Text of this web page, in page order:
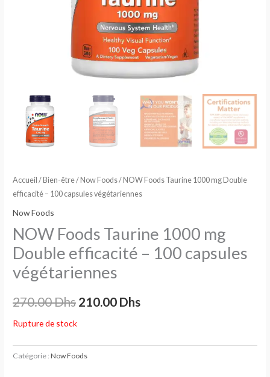
Accueil / Bien-être/ Now Foods/ NOW Foods Taurine 1000 mg Double
efficacité – 100 capsules végétariennes
Now Foods
NOW Foods Taurine 1000 mg
Double efficacité – 100 capsules
végétariennes
270.00Dhs 210.00 Dhs
Rupture de stock
Catégorie :Now Foods